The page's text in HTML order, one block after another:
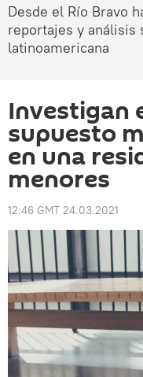
Desde el Río Bravo
reportajes y análisis
latinoamericana
Investigan
supuesto
en una
menores
12:46 GMT 24.03.2021